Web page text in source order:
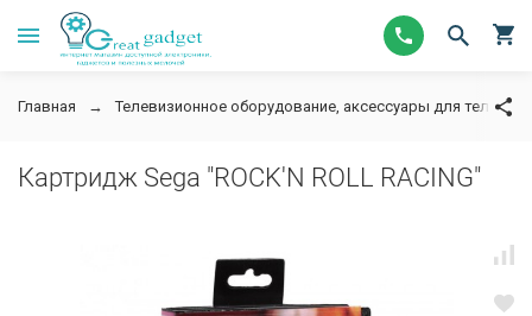
Главная Телевизионное оборудование, аксессуары для
Картридж Sega "ROCK'N ROLL RACING"